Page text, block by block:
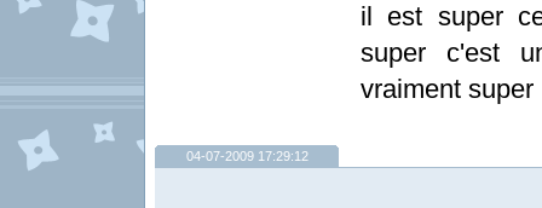
il est super
super c'est
vraiment
04-07-2009 17:29:12